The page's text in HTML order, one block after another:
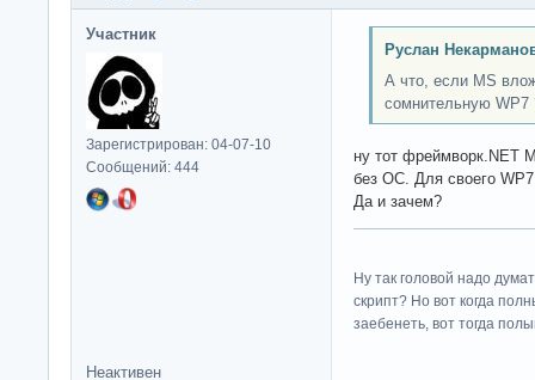
Участник
Зарегистрирован: 04-07-10
Сообщений: 444
Руслан
А что, если MS
сомнительную WP7
ну тот фреймворк.NET
без ОС. Для своего
Да и зачем?
Ну так головой надо
скрипт? Но вот когда
заебенеть, вот тогда
Неактивен